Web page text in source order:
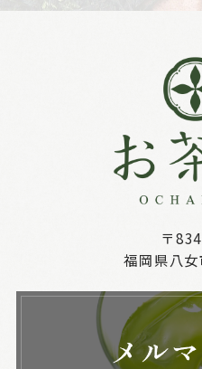
〒
福岡県八